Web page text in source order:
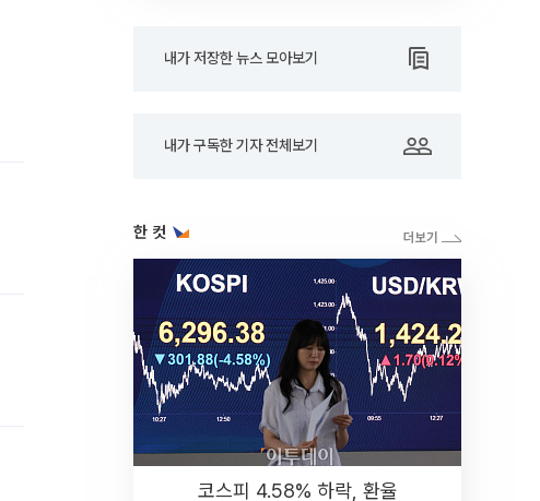
내가 저장한 뉴스 모아보기
내가 구독한 기자 전체보기
한 컷
코스피 4.58% 하락, 환율